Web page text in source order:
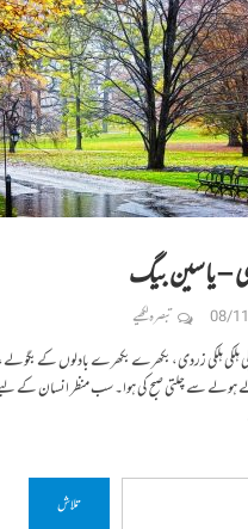
– یاسین بیگ
08/ تبصرہ لکھیے
ہلکی ہلکی زردی، بکھرے بکھرے بادلوں کے
ہولے سے چلتی صبح کی ہوا۔ سب منظر انسان کے
تلاش